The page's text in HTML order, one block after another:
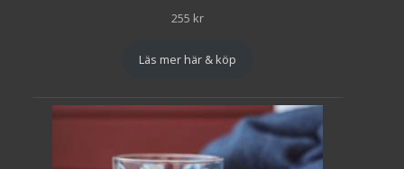
255 kr
Läs mer här & köp